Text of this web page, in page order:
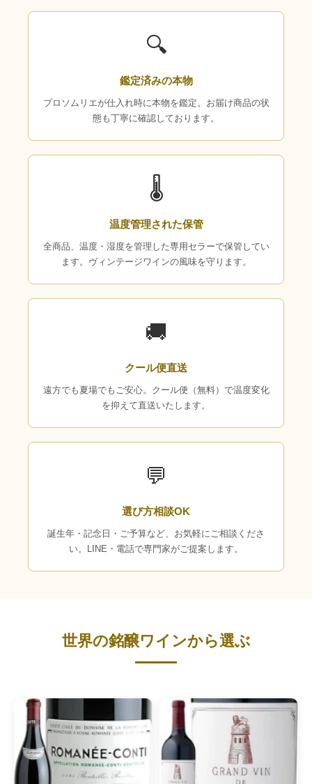
🔍
鑑定済みの本物
プロソムリエが仕入れ時に本物を鑑定。お届け商品の状
態も丁寧に確認しております。
🌡
温度管理された保管
全商品、温度・湿度を管理した専用セラーで保管してい
ます。ヴィンテージワインの風味を守ります。
🚚
クール便直送
遠方でも夏場でもご安心。クール便（無料）で温度変化
を抑えて直送いたします。
💬
選び方相談OK
誕生年・記念日・ご予算など、お気軽にご相談くださ
い。LINE・電話で専門家がご提案します。
世界の銘醸ワインから選ぶ